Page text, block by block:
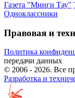
Газета "Минги Тау"
Одноклассники
Правовая и
Политика
передачи данных
© 2006 - 2026. Все
Разработка и